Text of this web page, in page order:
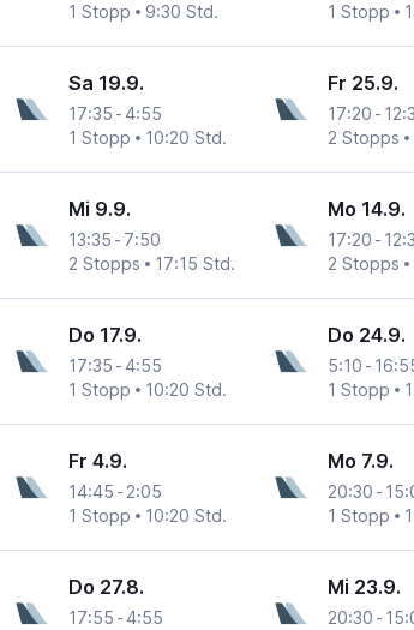
1 Stopp
9:30 Std.
1 Stopp
Sa 19.9.
17:35 - 4:55
1 Stopp
10:20 Std.
Fr 25.9.
17:20 -
2 Stopps
Mi 9.9.
13:35 - 7:50
2 Stopps
17:15 Std.
Mo 14.9.
17:20 -
2 Stopps
Do 17.9.
17:35 - 4:55
1 Stopp
10:20 Std.
Do 24.9.
5:10 -
1 Stopp
Fr 4.9.
14:45 - 2:05
1 Stopp
10:20 Std.
Mo 7.9.
20:30 -
1 Stopp
Do 27.8.
17:55 - 4:55
Mi 23.9.
20:30 -